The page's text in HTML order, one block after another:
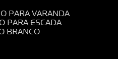
PARA VARANDA
PARA ESCADA
BRANCO